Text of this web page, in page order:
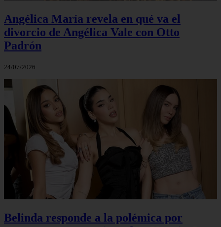
Angélica María revela en qué va el
divorcio de Angélica Vale con Otto
Padrón
24/07/2026
Belinda responde a la polémica por